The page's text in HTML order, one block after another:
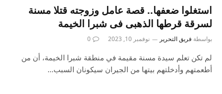
استغلوا ضعفها.. قصة عامل وزوجته قتلا مسنة
لسرقة قرطها الذهبى فى شبرا الخيمة
بواسطة فريق التحرير نوفمبر 10, 2023 0
لم تكن تعلم سيدة مسنة مقيمة في منطقة شبرا الخيمة، أن من
أطعمتهم وأدخلتهم بيتها من الجيران سيكونان السبب…